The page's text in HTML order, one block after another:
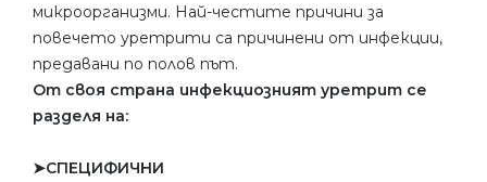
микроорганизми. Най-честите причини за
повечето уретрити са причинени от инфекции,
предавани по полов път.
От своя страна инфекциозният уретрит се
разделя на:
➤СПЕЦИФИЧНИ